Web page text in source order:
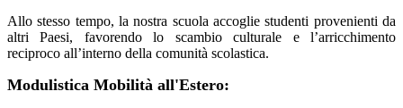
Allo stesso tempo, la nostra scuola accoglie studenti provenienti da
altri Paesi, favorendo lo scambio culturale e l’arricchimento
reciproco all’interno della comunità scolastica.
Modulistica Mobilità all'Estero: